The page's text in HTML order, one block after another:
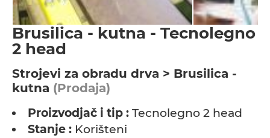
Brusilica - kutna - Tecnolegno
2 head
Strojevi za obradu drva > Brusilica -
kutna (Prodaja)
Proizvodjač i tip : Tecnolegno 2 head
Stanje : Korišteni